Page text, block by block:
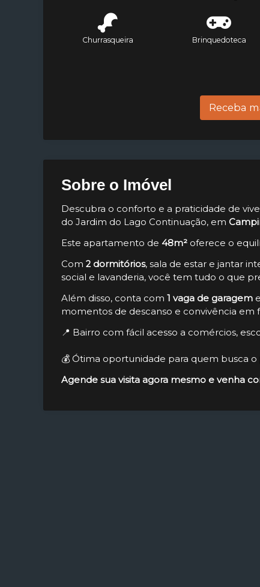
Churrasqueira Brinquedoteca
Receba
Sobre o Imóvel
Descubra o conforto e a praticidade de
do Jardim do Lago Continuação, em
Este apartamento de48m² oferece o
Com2 dormitórios, sala de estar e jantar
social e lavanderia, você tem tudo o que
Além disso, conta com1 vaga de garagem
momentos de descanso e convivência em
📍 Bairro com fácil acesso a comércios,
💰 Ótima oportunidade para quem busca o
Agende sua visita agora mesmo e venha